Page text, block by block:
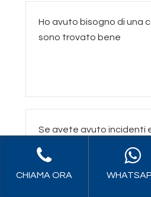
Ho avuto bisogno di una
sono trovato bene
Se avete avuto incidenti
di consulenza, rivolgetevi
CHIAMA ORA